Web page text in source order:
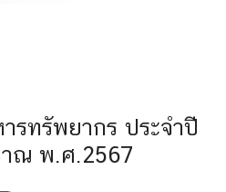
รทรัพยากร ประจำปี
าณ พ.ศ.2567